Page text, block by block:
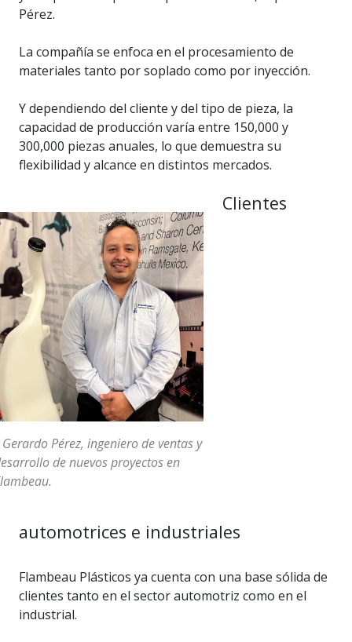
Pérez.
La compañía se enfoca en el procesamiento de
materiales tanto por soplado como por inyección.
Y dependiendo del cliente y del tipo de pieza, la
capacidad de producción varía entre 150,000 y
300,000 piezas anuales, lo que demuestra su
flexibilidad y alcance en distintos mercados.
Gerardo Pérez, ingeniero de ventas y
de nuevos proyectos en
Clientes
automotrices e industriales
Flambeau Plásticos ya cuenta con una base sólida de
clientes tanto en el sector automotriz como en el
industrial.